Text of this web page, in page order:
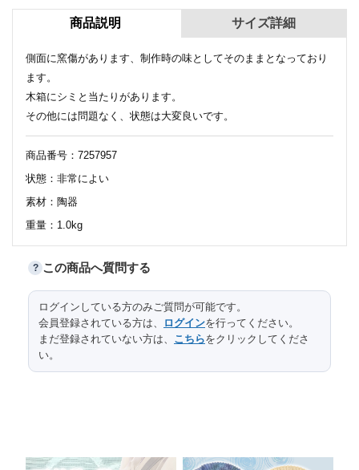
商品説明
側面に窯傷があります、制作時の味としてそのままとなっており
ます。
木箱にシミと当たりがあります。
その他には問題なく、状態は大変良いです。
商品番号：7257957
状態：非常によい
素材：陶器
重量：1.0kg
サイズ詳細
サイズ 口径 高台径 高さ 縦
口径
（内
? この商品へ質問する
ログインしている方のみご質問が可能です。
会員登録されている方は、
ログインを行ってください。
まだ登録されていない方は、 こちらをクリックしてくださ
い。